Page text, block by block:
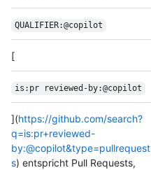
QUALIFIER:@copilot
[
is:pr reviewed-by:@copilot
](https://github.com/search?
q=is:pr+reviewed-
by:@copilot&type=pullrequest
s) entspricht Pull Requests,